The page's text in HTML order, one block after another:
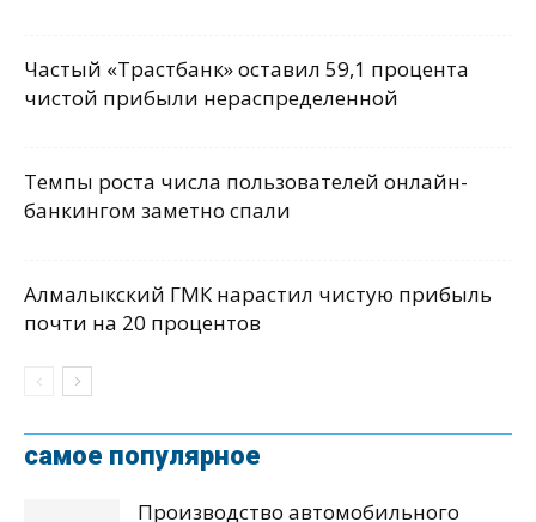
Частый «Трастбанк» оставил 59,1 процента
чистой прибыли нераспределенной
Темпы роста числа пользователей онлайн-
банкингом заметно спали
Алмалыкский ГМК нарастил чистую прибыль
почти на 20 процентов
самое популярное
Производство автомобильного